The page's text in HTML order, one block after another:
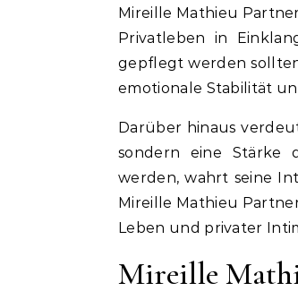
Mireille Mathieu
Privatleben in
gepflegt werden
emotionale Stabilität
Darüber hinaus
sondern eine Stärke
werden, wahrt seine
Mireille Mathieu
Leben und privater
Mireille